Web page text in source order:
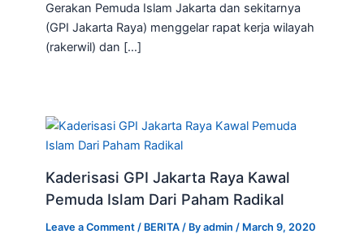
Gerakan Pemuda Islam Jakarta dan sekitarnya
(GPI Jakarta Raya) menggelar rapat kerja wilayah
(rakerwil) dan […]
Kaderisasi GPI Jakarta Raya Kawal
Pemuda Islam Dari Paham Radikal
Leave a Comment / BERITA / Byadmin/ March 9, 2020